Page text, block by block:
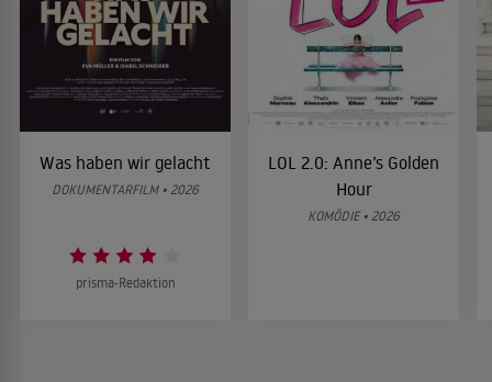
Was haben wir gelacht
DOKUMENTARFILM • 2026
prisma-Redaktion
LOL 2.0: Anne’s Golden
Hour
KOMÖDIE • 2026